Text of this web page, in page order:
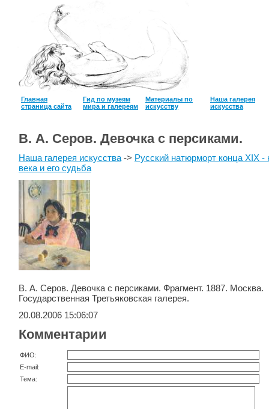
Главная
страница сайта
Гид по музеям
мира и галереям
Материалы по
искусству
Наша галерея
искусcтва
В. А. Серов. Девочка с персиками.
Наша галерея искусства-> Русский натюрморт конца XIX -
века и его судьба
В. А. Серов. Девочка с персиками. Фрагмент. 1887. Москва.
Государственная Третьяковская галерея.
20.08.2006 15:06:07
Комментарии
ФИО:
E-mail:
Тема: